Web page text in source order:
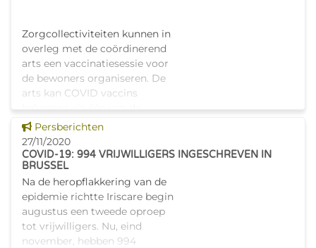
Zorgcollectiviteiten kunnen in
overleg met de coördinerend
arts een vaccinatiesessie voor
de bewoners organiseren. De
arts kan COVID vaccins
bekomen via één van de
apotheken waarvan de
volledige li
Dit nieuws tonen
Persberichten
27/11/2020
COVID-19: 994 VRIJWILLIGERS INGESCHREVEN IN
BRUSSEL
Na de heropflakkering van de
epidemie richtte Iriscare begin
augustus een tweede oproep
tot vrijwilligers. Nu, eind
november, hebben 994